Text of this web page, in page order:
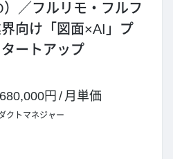
）／フルリモ・フルフ
向け「図面×AI」プ
ートアップ
円 / 月単価
クトマネジャー